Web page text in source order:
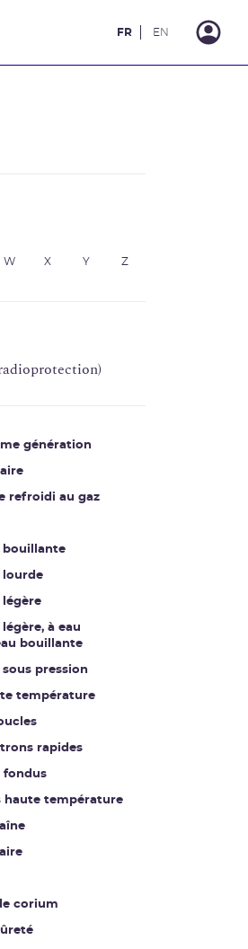
FR EN
W X Y Z
génération
refroidi au gaz
bouillante
lourde
légère
à eau
bouillante
sous pression
température
rapides
fondus
haute température
corium